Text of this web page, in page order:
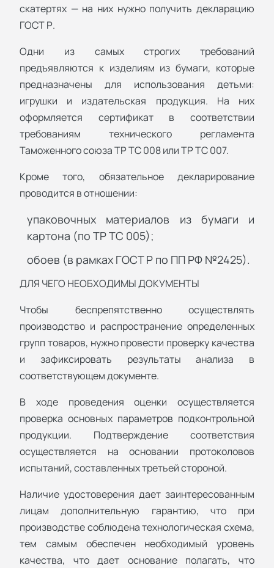
скатертях — на них нужно получить декларацию
ГОСТ Р.
Одни из самых строгих требований
предъявляются к изделиям из бумаги, которые
предназначены для использования детьми:
игрушки и издательская продукция. На них
оформляется сертификат в соответствии
требованиям технического регламента
Таможенного союза ТР ТС 008 или ТР ТС 007.
Кроме того, обязательное декларирование
проводится в отношении:
упаковочных материалов из бумаги и
картона (по ТР ТС 005);
обоев (в рамках ГОСТ Р по ПП РФ №2425).
ДЛЯ ЧЕГО НЕОБХОДИМЫ ДОКУМЕНТЫ
Чтобы беспрепятственно осуществлять
производство и распространение определенных
групп товаров, нужно провести проверку качества
и зафиксировать результаты анализа в
соответствующем документе.
В ходе проведения оценки осуществляется
проверка основных параметров подконтрольной
продукции. Подтверждение соответствия
осуществляется на основании протоколовов
испытаний, составленных третьей стороной.
Наличие удостоверения дает заинтересованным
лицам дополнительную гарантию, что при
производстве соблюдена технологическая схема,
тем самым обеспечен необходимый уровень
качества, что дает основание полагать, что